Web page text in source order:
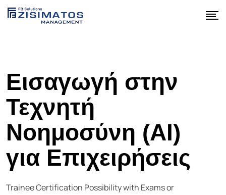
Εισαγωγή στην
Τεχνητή
Νοημοσύνη (ΑΙ)
για Επιχειρήσεις
Trainee Certification Possibility with Exams or